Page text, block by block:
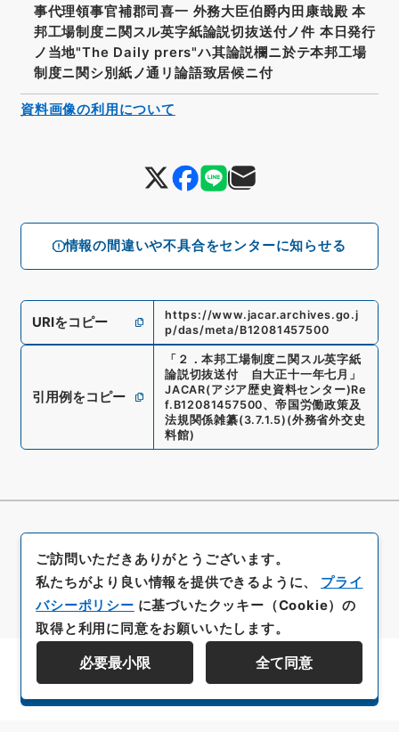
情報の間違いや不具合をセンターに知らせる
事代理領事官補郡司喜一 外務大臣伯爵内田康哉殿 本
邦工場制度ニ関スル英字紙論説切抜送付ノ件 本日発行
ノ当地"The Daily prers"ハ其論説欄ニ於テ本邦工場
制度ニ関シ別紙ノ通リ論語致居候ニ付
URIをコピー
https://www.jacar.archives.go.j
p/das/meta/B12081457500
引用例をコピー
「 ２．本邦工場制度ニ関スル英字紙
論説切抜送付 自大正十一年七月 」
JACAR(アジア歴史資料センター)Re
f. B12081457500、 帝国労働政策及
法規関係雑纂(3.7.1.5) (外務省外交史
料館)
資料画像の利用について
資料群階層を表示する
ご訪問いただきありがとうございます。
私たちがより良い情報を提供できるように、 プライ
バシーポリシー に基づいたクッキー（Cookie）の
取得と利用に同意をお願いいたします。
必要最小限 全て同意